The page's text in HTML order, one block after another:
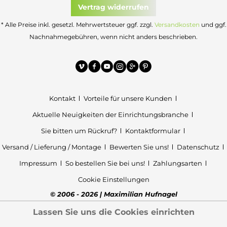
Vertrag widerrufen
* Alle Preise inkl. gesetzl. Mehrwertsteuer ggf. zzgl. Versandkosten und ggf.
Nachnahmegebühren, wenn nicht anders beschrieben.
Kontakt
Vorteile für unsere Kunden
Aktuelle Neuigkeiten der Einrichtungsbranche
Sie bitten um Rückruf?
Kontaktformular
Versand / Lieferung / Montage
Bewerten Sie uns!
Datenschutz
Impressum
So bestellen Sie bei uns!
Zahlungsarten
Cookie Einstellungen
© 2006 - 2026 | Maximilian Hufnagel
Lassen Sie uns die Cookies einrichten